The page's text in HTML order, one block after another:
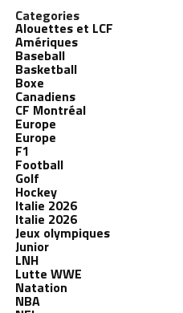
Categories
Alouettes et LCF
Amériques
Baseball
Basketball
Boxe
Canadiens
CF Montréal
Europe
Europe
F1
Football
Golf
Hockey
Italie 2026
Italie 2026
Jeux olympiques
Junior
LNH
Lutte WWE
Natation
NBA